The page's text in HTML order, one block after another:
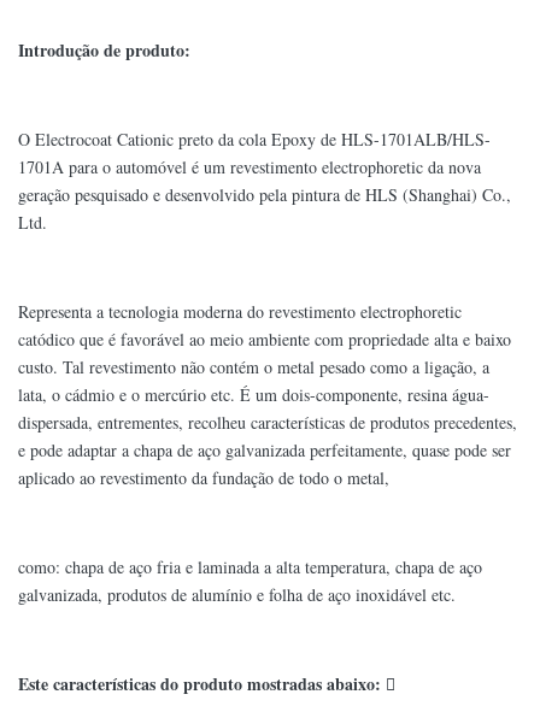
Introdução de produto:
O Electrocoat Cationic preto da cola Epoxy de HLS-1701ALB/HLS-
1701A para o automóvel é um revestimento electrophoretic da nova
geração pesquisado e desenvolvido pela pintura de HLS (Shanghai) Co.,
Ltd.
Representa a tecnologia moderna do revestimento electrophoretic
catódico que é favorável ao meio ambiente com propriedade alta e baixo
custo. Tal revestimento não contém o metal pesado como a ligação, a
lata, o cádmio e o mercúrio etc. É um dois-componente, resina água-
dispersada, entrementes, recolheu características de produtos precedentes,
e pode adaptar a chapa de aço galvanizada perfeitamente, quase pode ser
aplicado ao revestimento da fundação de todo o metal,
como: chapa de aço fria e laminada a alta temperatura, chapa de aço
galvanizada, produtos de alumínio e folha de aço inoxidável etc.
Este características do produto mostradas abaixo: 